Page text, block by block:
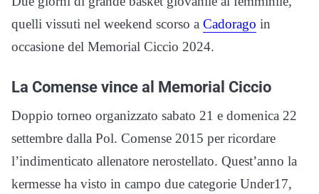
quelli vissuti nel weekend scorso a Cadorago in
occasione del Memorial Ciccio 2024.
La Comense vince al Memorial Ciccio
Doppio torneo organizzato sabato 21 e domenica 22
settembre dalla Pol. Comense 2015 per ricordare
l’indimenticato allenatore nerostellato. Quest’anno la
kermesse ha visto in campo due categorie Under17,